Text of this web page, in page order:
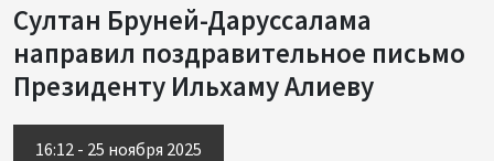
Султан Бруней-Даруссалама
направил поздравительное письмо
Президенту Ильхаму Алиеву
16:12 - 25 ноября 2025